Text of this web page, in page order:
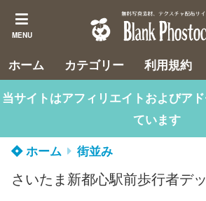
MENU
ホーム カテゴリー 利用規約
当サイトはアフィリエイトおよびア
ています
ホーム
街並み
さいたま新都心駅前歩行者デ